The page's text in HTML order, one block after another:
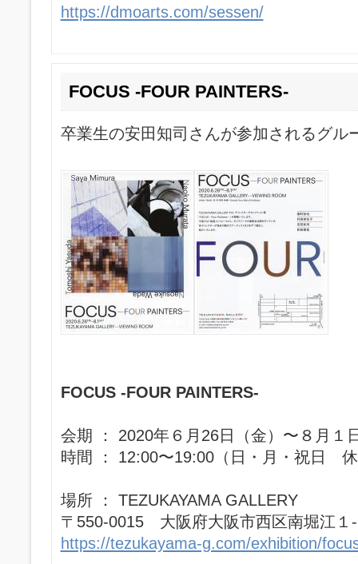
https://dmoarts.com/sessen/
FOCUS -FOUR PAINTERS-
卒業生の安田知司さんが参加されるグル
FOCUS -FOUR PAINTERS-
会期 ： 2020年６月26日（金）〜８月１
時間 ： 12:00〜19:00（日・月・祝日
場所 ： TEZUKAYAMA GALLERY
〒550-0015 大阪府大阪市西区南堀江
https://tezukayama-g.com/exhibition/